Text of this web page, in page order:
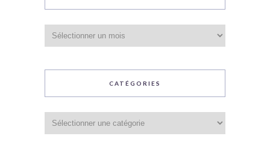
CATÉGORIES